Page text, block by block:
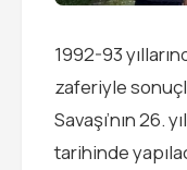
1992-93
zaferiyle
Savaşı’nın 26.
tarihinde